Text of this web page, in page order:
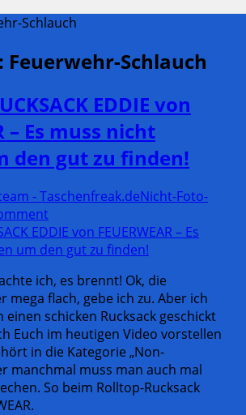
Schlauch
Feuerwehr-Schlauch
EDDIE von
– Es muss nicht
den gut zu finden!
- Taschenfreak.deNicht-Foto-
ich, es brennt! Ok, die
mega flach, gebe ich zu. Aber ich
einen schicken Rucksack geschickt
Euch im heutigen Video vorstellen
in die Kategorie „Non-
manchmal muss man auch mal
So beim Rolltop-Rucksack